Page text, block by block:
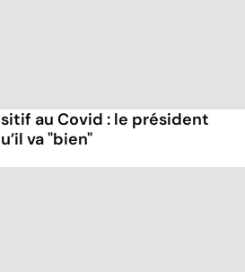
au Covid : le président
va "bien"